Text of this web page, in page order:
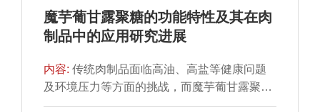
类、6 种酮类、11 种醛类、5 种酯类、10 种
其他成分，聚类分析发现，常温贮藏36 h后鸡
汤挥发性成分变化明显。(E)-2-辛醛、2-甲基
丙醇、乙酸丙酯、苯甲醛、(E)-2-戊醛等刺激
性气味成分可作为预制鸡汤贮藏期间腐败变质
胶体）和功能性（低盐、低脂、低糖、低胆固
醇、高膳食纤维、营养素强化）方面对新型营
展前景进行展望，以期为新型营养肉制品开发
提供理论参考。
魔芋葡甘露聚糖的功能特性及其在肉
制品中的应用研究进展
内容:传统肉制品面临高油、高盐等健康问题
及环境压力等方面的挑战，而魔芋葡甘露聚糖
（konjac glucomannan，KGM）作为一种天